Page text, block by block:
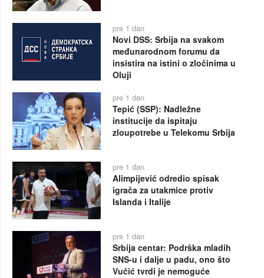
pre 1 dan
Novi DSS: Srbija na svakom
međunarodnom forumu da
insistira na istini o zločinima u
Oluji
pre 1 dan
Tepić (SSP): Nadležne
institucije da ispitaju
zloupotrebe u Telekomu Srbija
pre 1 dan
Alimpijević odredio spisak
igrača za utakmice protiv
Islanda i Italije
pre 1 dan
Srbija centar: Podrška mladih
SNS-u i dalje u padu, ono što
Vučić tvrdi je nemoguće